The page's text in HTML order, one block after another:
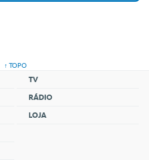
↑ TOPO
TV
RÁDIO
LOJA